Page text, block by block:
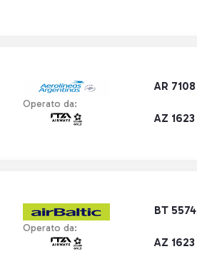
AR 7108
Operato da:
AZ 1623
BT 5574
Operato da:
AZ 1623